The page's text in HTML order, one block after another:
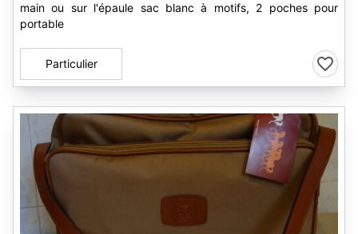
main ou sur l'épaule sac blanc à motifs, 2 poches pour
portable
Particulier